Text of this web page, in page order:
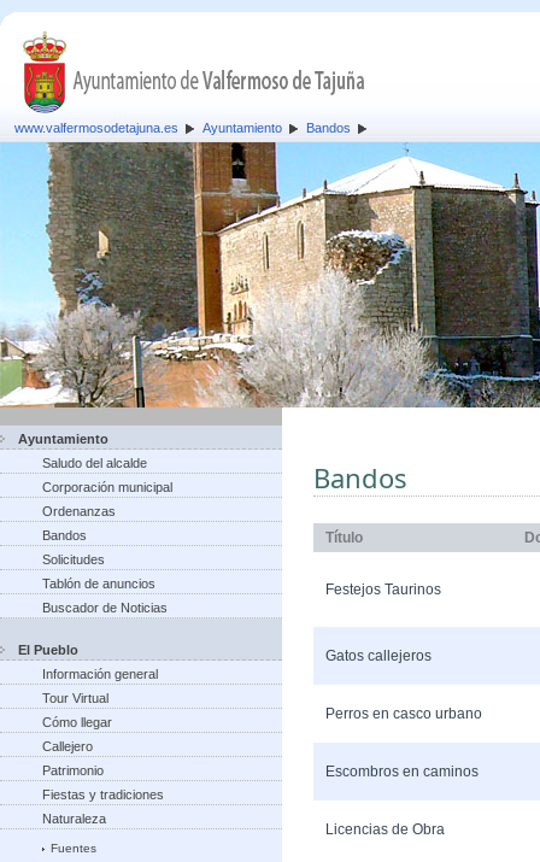
www.valfermosodetajuna.es Ayuntamiento Bandos
Ayuntamiento
Saludo del alcalde
Corporación municipal
Ordenanzas
Bandos
Solicitudes
Tablón de anuncios
Buscador de Noticias
El Pueblo
Información general
Tour Virtual
Cómo llegar
Callejero
Patrimonio
Fiestas y tradiciones
Naturaleza
Fuentes
Bandos
Título
Festejos Taurinos
Gatos callejeros
Perros en casco urbano
Escombros en caminos
Licencias de Obra